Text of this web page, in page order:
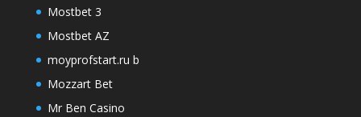
Mostbet 3
Mostbet AZ
moyprofstart.ru b
Mozzart Bet
Mr Ben Casino